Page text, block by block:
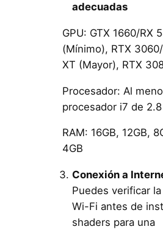
adecuadas
GPU: GTX 1660/RX
(Mínimo), RTX
XT (Mayor), RTX
Procesador: Al
procesador i7 de 2.8
RAM: 16GB, 12GB,
4GB
Conexión a
Puedes verificar
Wi-Fi antes de
shaders para una